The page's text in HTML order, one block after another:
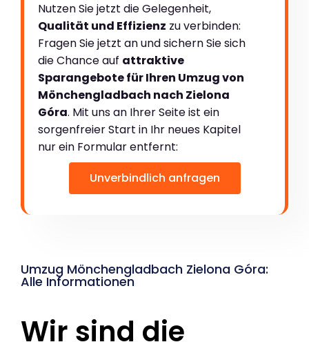
Nutzen Sie jetzt die Gelegenheit,
Qualität und Effizienz zu verbinden:
Fragen Sie jetzt an und sichern Sie sich
die Chance auf attraktive
Sparangebote für Ihren Umzug von
Mönchengladbach nach Zielona
Góra. Mit uns an Ihrer Seite ist ein
sorgenfreier Start in Ihr neues Kapitel
nur ein Formular entfernt:
Unverbindlich anfragen
Umzug Mönchengladbach Zielona Góra:
Alle Informationen
Wir sind die